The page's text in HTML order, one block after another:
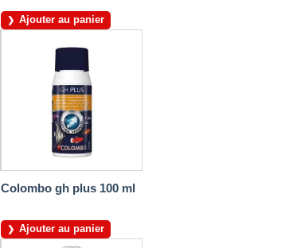
Ajouter au panier
Colombo gh plus 100 ml
Ajouter au panier